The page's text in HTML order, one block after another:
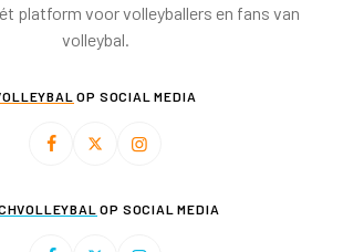
platform voor volleyballers en fans van
volleybal.
OP SOCIAL MEDIA
OP SOCIAL MEDIA